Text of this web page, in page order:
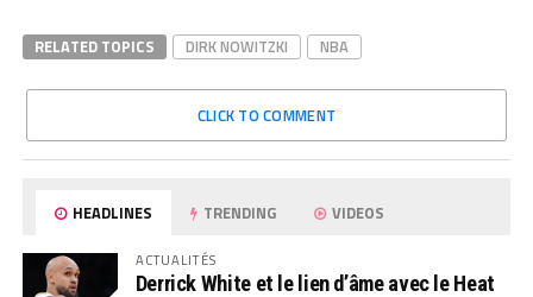
RELATED TOPICS DIRK NOWITZKI NBA
CLICK TO COMMENT
HEADLINES TRENDING VIDEOS
ACTUALITÉS
Derrick White et le lien d’âme avec le Heat